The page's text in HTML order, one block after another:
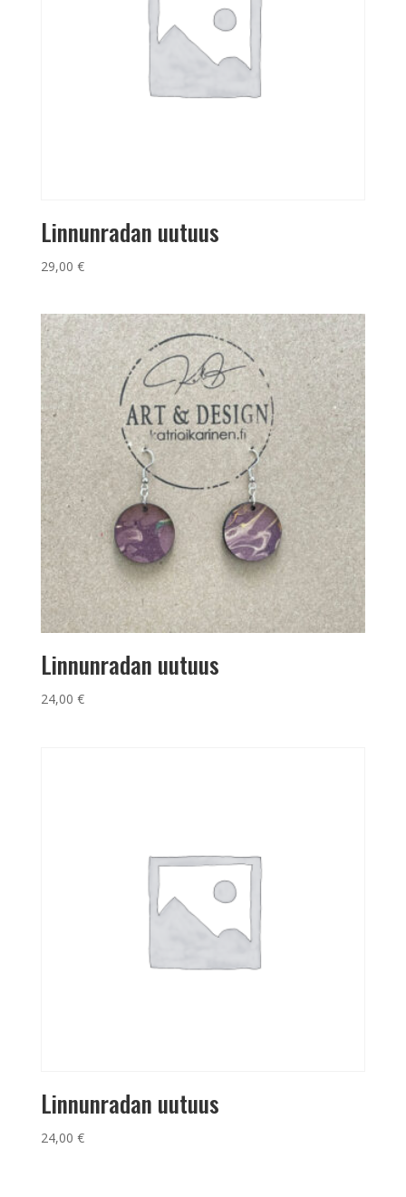
Linnunradan uutuus
29,00 €
Linnunradan uutuus
24,00 €
Linnunradan uutuus
24,00 €